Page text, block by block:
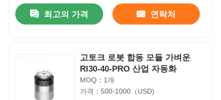
제품 소개
최고의 가격 연락처
고토크 로봇 합동 모듈 가벼운
RI30-40-PRO 산업 자동화
MOQ：1개
가격：500-1000（USD)